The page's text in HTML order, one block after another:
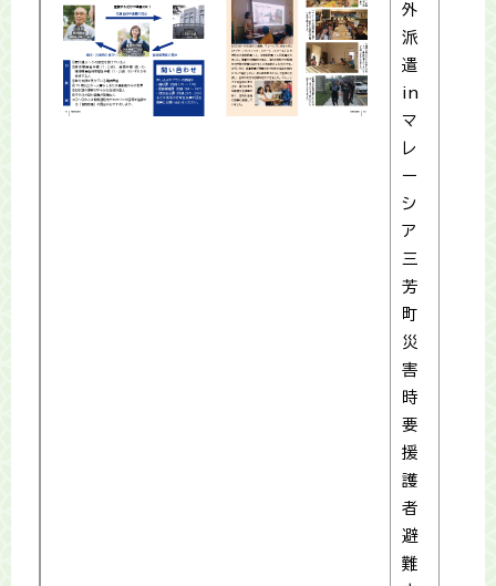
外
派
遣
in
マ
レ
ー
シ
ア
三
芳
町
災
害
時
要
援
護
者
避
難